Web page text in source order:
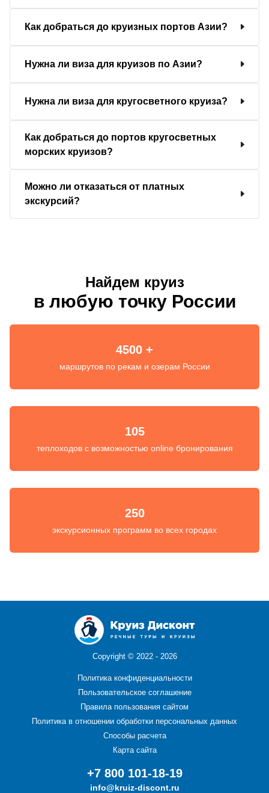
Как добраться до круизных портов Азии?
Нужна ли виза для круизов по Азии?
Нужна ли виза для кругосветного круиза?
Как добраться до портов кругосветных
морских круизов?
Можно ли отказаться от платных
экскурсий?
Найдем круиз
в любую точку России
4500 +
маршрутов по рекам и озерам России
105
теплоходов с возможностью online бронирования
250
экскурсионных программ во всех городах
Copyright © 2022 - 2026
Политика конфиденциальности
Пользовательское соглашение
Правила пользования сайтом
Политика в отношении обработки персональных данных
Способы расчета
Карта сайта
+7 800 101-18-19
info@kruiz-discont.ru